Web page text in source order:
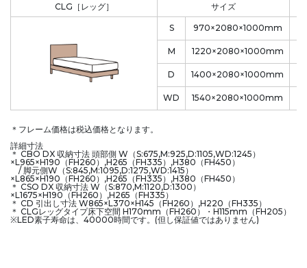
CLG［レッグ］
サイズ
S 970×2080×1000mm
M 1220×2080×1000mm
D 1400×2080×1000mm
WD 1540×2080×1000mm
＊フレーム価格は税込価格となります。
詳細寸法
＊ CBO DX 収納寸法 頭部側 W（S:675,M:925,D:1105,WD:1245）
×L965×H190（FH260）,H265（FH335）,H380（FH450）
/ 脚元側W（S:845,M:1095,D:1275,WD:1415）
×L865×H190（FH260）,H265（FH335）,H380（FH450）
＊ CSO DX 収納寸法 W（S:870,M:1120,D:1300）
×L1675×H190（FH260）,H265（FH335）
＊ CD 引出し寸法 W865×L370×H145（FH260）,H220（FH335）
＊ CLGレッグタイプ床下空間 H170mm（FH260）・H115mm（FH205）
※LED素子寿命は、40000時間です。(但し保証値ではありません)